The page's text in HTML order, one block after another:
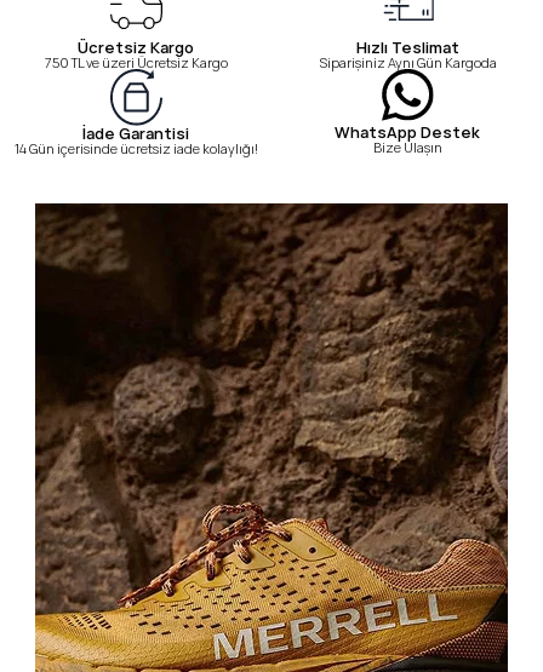
Ücretsiz Kargo
750 TL ve üzeri Ücretsiz Kargo
Hızlı Teslimat
Siparişiniz Aynı Gün Kargoda
İade Garantisi
14 Gün içerisinde ücretsiz iade kolaylığı!
WhatsApp Destek
Bize Ulaşın